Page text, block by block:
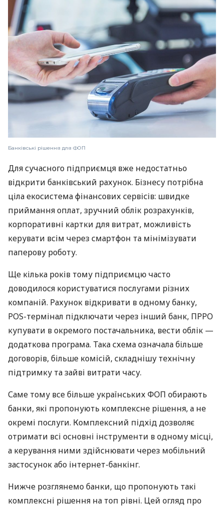
Банківські рішення для ФОП
Для сучасного підприємця вже недостатньо
відкрити банківський рахунок. Бізнесу потрібна
ціла екосистема фінансових сервісів: швидке
приймання оплат, зручний облік розрахунків,
корпоративні картки для витрат, можливість
керувати всім через смартфон та мінімізувати
паперову роботу.
Ще кілька років тому підприємцю часто
доводилося користуватися послугами різних
компаній. Рахунок відкривати в одному банку,
POS-термінал підключати через інший банк, ПРРО
купувати в окремого постачальника, вести облік —
додаткова програма. Така схема означала більше
договорів, більше комісій, складнішу технічну
підтримку та зайві витрати часу.
Саме тому все більше українських ФОП обирають
банки, які пропонують комплексне рішення, а не
окремі послуги. Комплексний підхід дозволяє
отримати всі основні інструменти в одному місці,
а керування ними здійснювати через мобільний
застосунок або інтернет-банкінг.
Нижче розглянемо банки, що пропонують такі
комплексні рішення на топ рівні. Цей огляд про